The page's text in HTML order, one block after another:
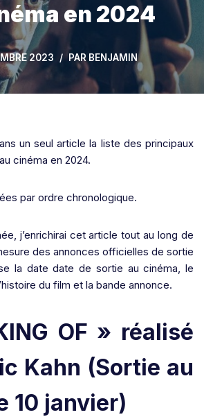
en 2024
2023 PAR BENJAMIN
un seul article la liste des principaux
cinéma en 2024.
par ordre chronologique.
j’enrichirai cet article tout au long de
des annonces officielles de sortie
la date date de sortie au cinéma, le
du film et la bande annonce.
OF » réalisé
Kahn (Sortie au
10 janvier)